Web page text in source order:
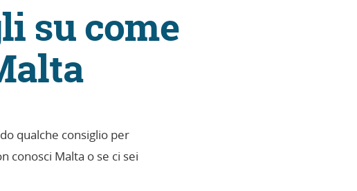
su come
qualche consiglio per
conosci Malta o se ci sei